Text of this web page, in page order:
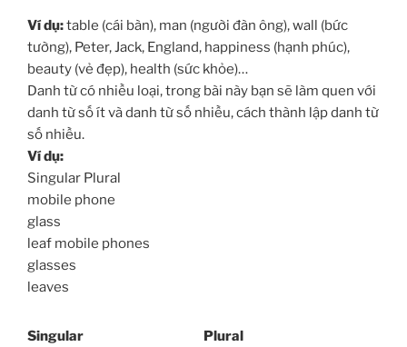
Ví dụ:table (cái bàn), man (người đàn ông), wall (bức
tường), Peter, Jack, England, happiness (hạnh phúc),
beauty (vẻ đẹp), health (sức khỏe)…
Danh từ có nhiều loại, trong bài này bạn sẽ làm quen với
danh từ số ít và danh từ số nhiều, cách thành lập danh từ
số nhiều.
Ví dụ:
Singular Plural
mobile phone
glass
leaf mobile phones
glasses
leaves
Singular Plural